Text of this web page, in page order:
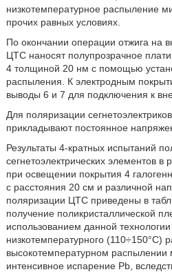
низкотемпературное распыление
прочих равных условиях.
По окончании операции отжига на
ЦТС наносят полупрозрачное
4 толщиной 20 нм с помощью
распыления. К электродным
выводы 6 и 7 для подключения к
Для поляризации
прикладывают постоянное
Результаты 4-кратных испытаний
сегнетоэлектрических элементов в
при освещении покрытия 4
с расстояния 20 см и различной
поляризации ЦТС приведены в
получение поликристаллической
использованием данной
низкотемпературного
высокотемпературном
интенсивное испарение Pb,